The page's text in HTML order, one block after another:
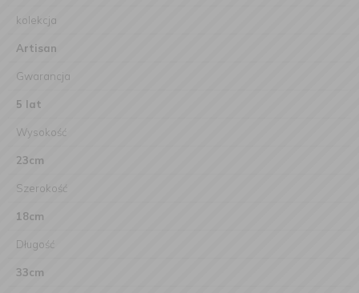
kolekcja
Artisan
Gwarancja
5 lat
Wysokość
23cm
Szerokość
18cm
Długość
33cm